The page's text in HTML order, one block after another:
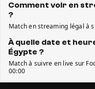
Comment voir en
?
Match en streaming légal à
À quelle date et
Égypte ?
Match à suivre en live sur
00:00